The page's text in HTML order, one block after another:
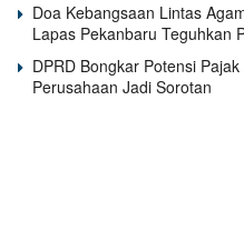
Doa Kebangsaan Lintas
Lapas Pekanbaru Teguhkan
DPRD Bongkar Potensi
Perusahaan Jadi Sorotan